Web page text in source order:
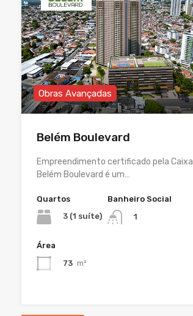
Obras Avançadas
Belém Boulevard
Empreendimento certificado pela Caixa
Belém Boulevard é um…
Quartos
3 (1 suíte)
Banheiro Social
1
Área
73 m²